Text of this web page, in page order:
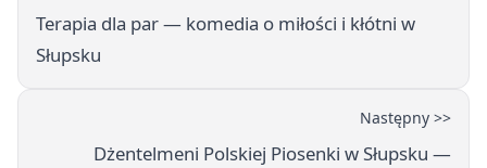
Terapia dla par — komedia o miłości i kłótni w
Słupsku
Następny >>
Dżentelmeni Polskiej Piosenki w Słupsku —